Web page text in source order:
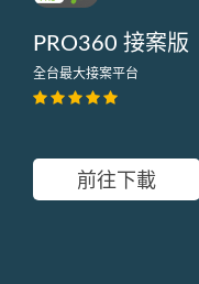
PRO360 接案版
全台最大接案平台
前往下載